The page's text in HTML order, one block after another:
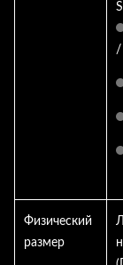
/
Физический
размер